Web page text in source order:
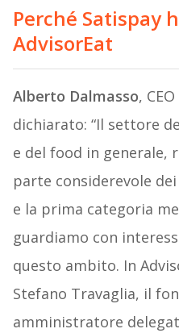
Perché Satispay
AdvisorEat
Alberto Dalmasso,
dichiarato: “Il settore
e del food in generale,
parte considerevole
e la prima categoria
guardiamo con
questo ambito. In
Stefano Travaglia, il
amministratore